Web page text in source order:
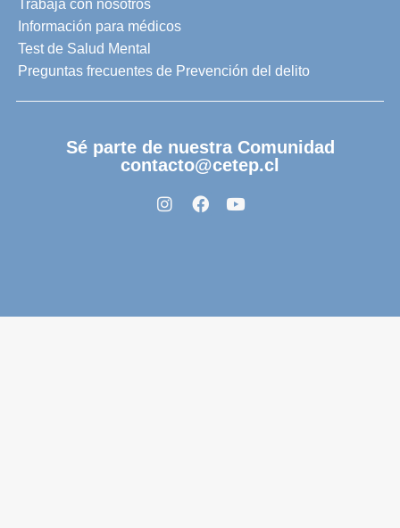
Trabaja con nosotros
Información para médicos
Test de Salud Mental
Preguntas frecuentes de Prevención del delito
Sé parte de nuestra Comunidad
contacto@cetep.cl